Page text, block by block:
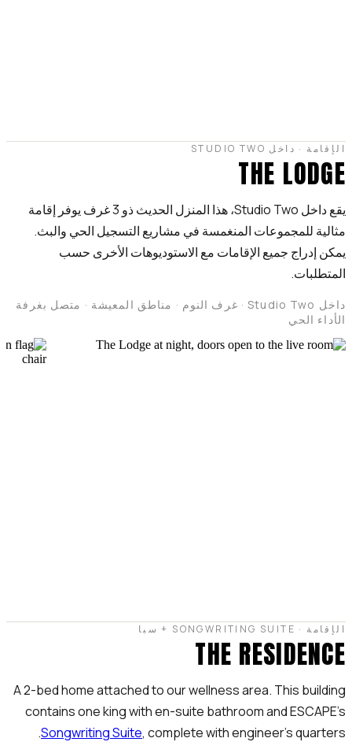
الإقامة · داخل STUDIO TWO
THE LODGE
يقع داخل Studio Two، هذا المنزل الحديث ذو 3 غرف يوفر إقامة
مثالية للمجموعات المنغمسة في مشاريع التسجيل الحي والبث.
يمكن إدراج جميع الإقامات مع الاستوديوهات الأخرى حسب
المتطلبات.
داخل Studio Two · غرف النوم · مناطق المعيشة · متصل بغرفة
الأداء الحي
الإقامة · SONGWRITING SUITE + سبا
THE RESIDENCE
A 2-bed home attached to our wellness area. This building
contains one king with en-suite bathroom and ESCAPE's
Songwriting Suite, complete with engineer's quarters.